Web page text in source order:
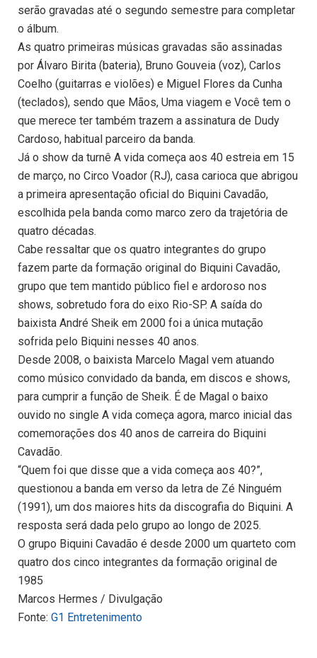
serão gravadas até o segundo semestre para completar
o álbum.
As quatro primeiras músicas gravadas são assinadas
por Álvaro Birita (bateria), Bruno Gouveia (voz), Carlos
Coelho (guitarras e violões) e Miguel Flores da Cunha
(teclados), sendo que Mãos, Uma viagem e Você tem o
que merece ter também trazem a assinatura de Dudy
Cardoso, habitual parceiro da banda.
Já o show da turnê A vida começa aos 40 estreia em 15
de março, no Circo Voador (RJ), casa carioca que abrigou
a primeira apresentação oficial do Biquini Cavadão,
escolhida pela banda como marco zero da trajetória de
quatro décadas.
Cabe ressaltar que os quatro integrantes do grupo
fazem parte da formação original do Biquini Cavadão,
grupo que tem mantido público fiel e ardoroso nos
shows, sobretudo fora do eixo Rio-SP. A saída do
baixista André Sheik em 2000 foi a única mutação
sofrida pelo Biquini nesses 40 anos.
Desde 2008, o baixista Marcelo Magal vem atuando
como músico convidado da banda, em discos e shows,
para cumprir a função de Sheik. É de Magal o baixo
ouvido no single A vida começa agora, marco inicial das
comemorações dos 40 anos de carreira do Biquini
Cavadão.
“Quem foi que disse que a vida começa aos 40?”,
questionou a banda em verso da letra de Zé Ninguém
(1991), um dos maiores hits da discografia do Biquini. A
resposta será dada pelo grupo ao longo de 2025.
O grupo Biquini Cavadão é desde 2000 um quarteto com
quatro dos cinco integrantes da formação original de
1985
Marcos Hermes / Divulgação
Fonte: G1 Entretenimento